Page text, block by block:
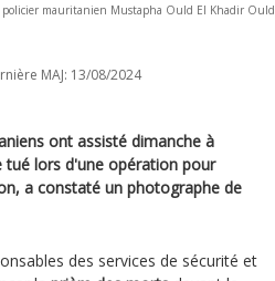
policier mauritanien Mustapha Ould El Khadir
MAJ: 13/08/2024
ont assisté dimanche à
tué lors d'une opération pour
a constaté un photographe de
des services de sécurité et